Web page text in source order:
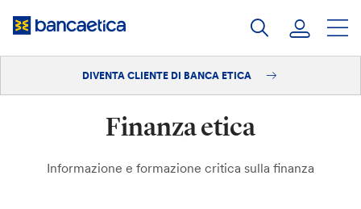
DIVENTA CLIENTE DI BANCA ETICA
Finanza etica
Informazione e formazione critica sulla finanza